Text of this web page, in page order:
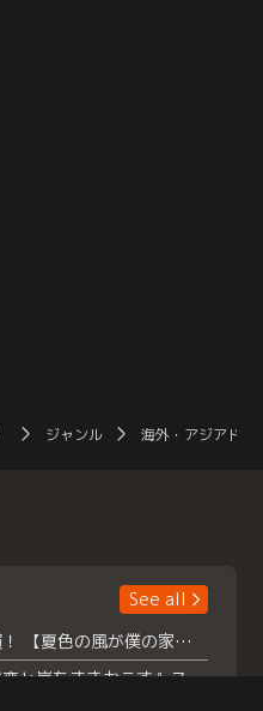
ジャンル 海外・アジアドラ
See all
浮所飛貴主演！ 【夏色の風が僕の家にやってきた】 本日よりテラサで独占配信スタート！
『夏色の雲が恋と嵐をまきおこす』スペシャルメイキング 【Part1】2026年７月18日（土）23時30分～配信スタート！話題のシーンの裏側を大公開！豪華キャスト大集合！ 『武宮家 真夏の家族会議』開催！